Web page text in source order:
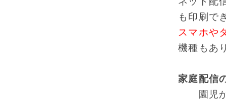
も印刷で
スマホや
機種もあ
家庭配信
園児か